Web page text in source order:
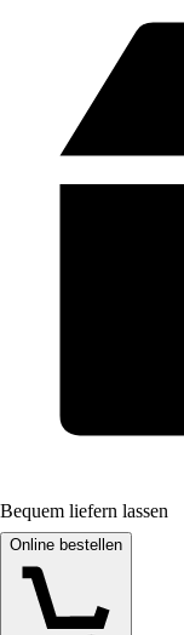
Bequem liefern lassen
Online bestellen